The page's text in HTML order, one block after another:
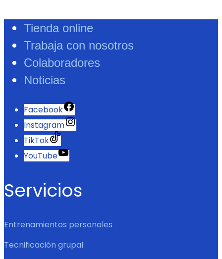
Tienda online
Trabaja con nosotros
Colaboradores
Noticias
Facebook
Instagram
TikTok
YouTube
Servicios
Entrenamientos personales
Tecnificación grupal